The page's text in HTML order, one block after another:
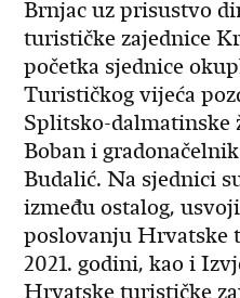
Brnjac uz prisustvo
turističke zajednice
početka sjednice
Turističkog vijeća
Splitsko-dalmatinske
Boban i
Budalić. Na sjednici
između ostalog,
poslovanju Hrvatske
2021. godini, kao i
Hrvatske turističke